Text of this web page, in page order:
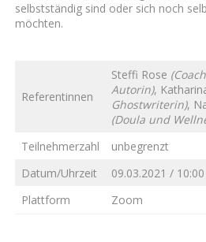
selbstständig sind oder sich noch
möchten.
Referentinnen
Steffi Rose
Autorin),
Ghostwriterin),
(Doula und
Teilnehmerzahl
unbegrenzt
Datum/Uhrzeit
09.03.2021 /
Plattform
Zoom